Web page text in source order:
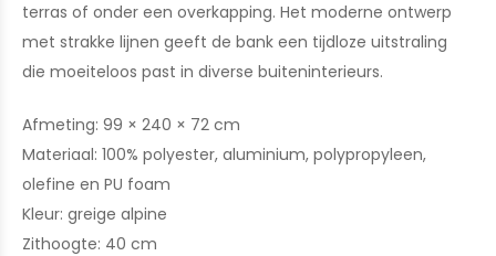
terras of onder een overkapping. Het moderne ontwerp
met strakke lijnen geeft de bank een tijdloze uitstraling
die moeiteloos past in diverse buiteninterieurs.
Afmeting: 99 × 240 × 72 cm
Materiaal: 100% polyester, aluminium, polypropyleen,
olefine en PU foam
Kleur: greige alpine
Zithoogte: 40 cm